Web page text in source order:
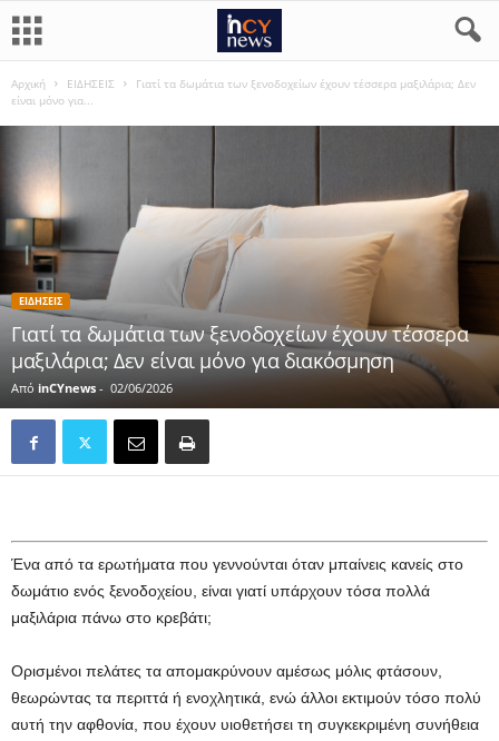
Αρχική ΕΙΔΗΣΕΙΣ
Γιατί τα δωμάτια των ξενοδοχείων έχουν τέσσερα μαξιλάρια; Δεν
είναι μόνο για...
ΕΙΔΗΣΕΙΣ
Γιατί τα δωμάτια των ξενοδοχείων έχουν τέσσερα
μαξιλάρια; Δεν είναι μόνο για διακόσμηση
Από inCYnews - 02/06/2026
Ένα από τα ερωτήματα που γεννούνται όταν μπαίνεις κανείς στο
δωμάτιο ενός ξενοδοχείου, είναι γιατί υπάρχουν τόσα πολλά
μαξιλάρια πάνω στο κρεβάτι;
Ορισμένοι πελάτες τα απομακρύνουν αμέσως μόλις φτάσουν,
θεωρώντας τα περιττά ή ενοχλητικά, ενώ άλλοι εκτιμούν τόσο πολύ
αυτή την αφθονία, που έχουν υιοθετήσει τη συγκεκριμένη συνήθεια